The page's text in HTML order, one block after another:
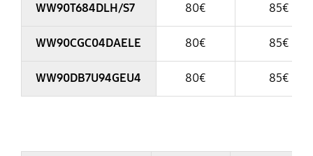
WW90T684DLH/S7 80€ 85€
WW90CGC04DAELE 80€ 85€
WW90DB7U94GEU4 80€ 85€